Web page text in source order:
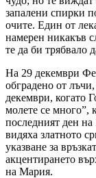
запалени спирки
очите. Един от
намерен никакъв
те да би трябвало
На 29 декември
обградено от
декември, когато
молете се много”,
последният ден
видяха златното
указване за
акцентирането
на Мария.